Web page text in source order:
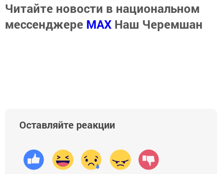
Читайте новости в национальном
мессенджере MАХ Наш Черемшан
Оставляйте реакции